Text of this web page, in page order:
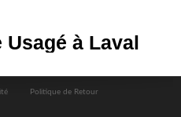
Usagé à Laval
Politique de Retour